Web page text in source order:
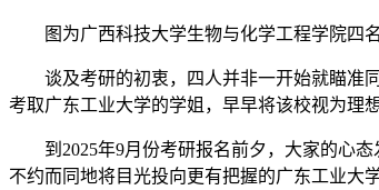
图为广西科技大学生物与化学工程学院四
谈及考研的初衷，四人并非一开始就瞄准同
考取广东工业大学的学姐，早早将该校视为理想
到2025年9月份考研报名前夕，大家的心态
不约而同地将目光投向更有把握的广东工业大学